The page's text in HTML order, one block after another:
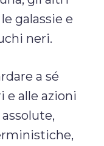
galassie e
neri.
a sé
e alle azioni